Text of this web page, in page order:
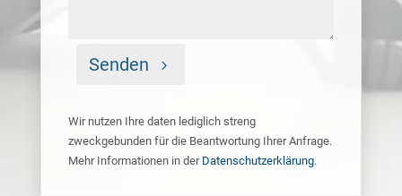
Senden
Wir nutzen Ihre daten lediglich streng
zweckgebunden für die Beantwortung Ihrer Anfrage.
Mehr Informationen in der Datenschutzerklärung.